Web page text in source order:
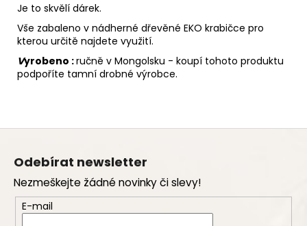
Je to skvělí dárek.
Vše zabaleno v nádherné dřevěné EKO krabičce pro
kterou určitě najdete využití.
Vyrobeno :ručně v Mongolsku - koupí tohoto produktu
podpoříte tamní drobné výrobce.
Z
Odebírat newsletter
Nezmeškejte žádné novinky či slevy!
E-mail